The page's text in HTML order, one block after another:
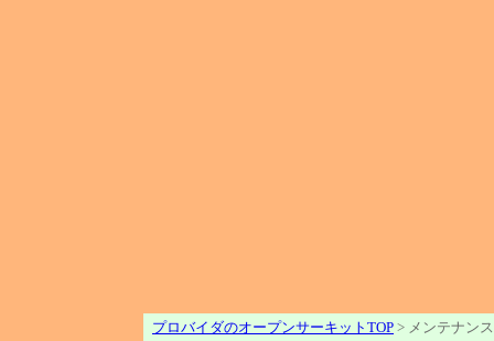
プロバイダのオープンサーキットTOP > メンテナン